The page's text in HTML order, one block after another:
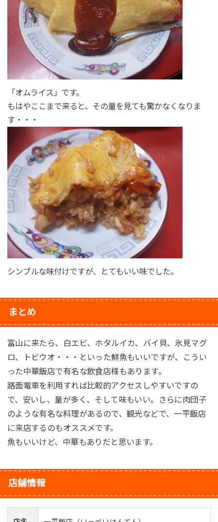
「オムライス」です。
もはやここまで来ると、その量を見ても驚かなくなりま
す・・・
シンプルな味付けですが、とてもいい味でした。
まとめ
富山に来たら、白エビ、ホタルイカ、バイ貝、氷見マグ
ロ、トビウオ・・・といった鮮魚もいいですが、こうい
った中華飯店で有名な飲食店様もあります。
路面電車を利用すれば比較的アクセスしやすいですの
で、安いし、量が多く、そして味もいい。さらに肉団子
のような有名な料理があるので、観光などで、一平飯店
に来店するのもオススメです。
魚もいいけど、中華もありだと思います。
店舗情報